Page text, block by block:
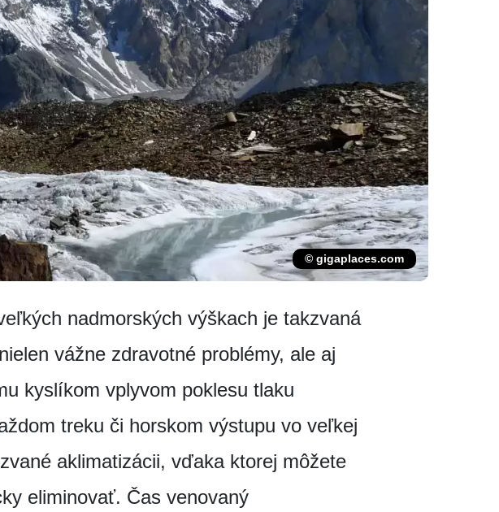
© gigaplaces.com
nadmorských výškach je takzvaná
vážne zdravotné problémy, ale aj
kyslíkom vplyvom poklesu tlaku
treku či horskom výstupu vo veľkej
aklimatizácii, vďaka ktorej môžete
eliminovať. Čas venovaný